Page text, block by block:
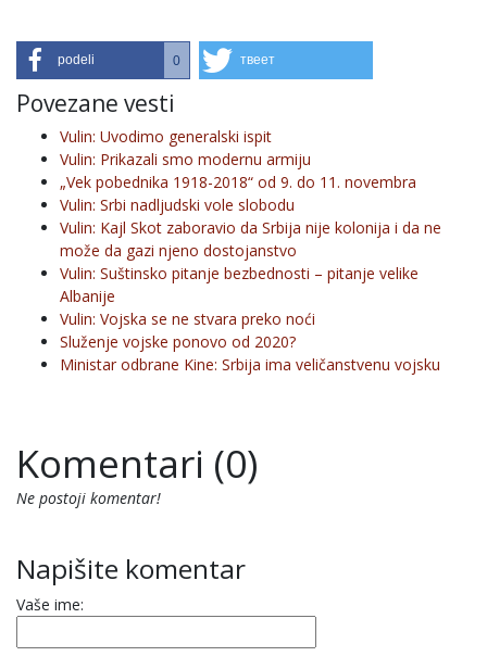
podeli 0 твеет
Povezane vesti
Vulin: Uvodimo generalski ispit
Vulin: Prikazali smo modernu armiju
„Vek pobednika 1918-2018“ od 9. do 11. novembra
Vulin: Srbi nadljudski vole slobodu
Vulin: Kajl Skot zaboravio da Srbija nije kolonija i da ne
može da gazi njeno dostojanstvo
Vulin: Suštinsko pitanje bezbednosti – pitanje velike
Albanije
Vulin: Vojska se ne stvara preko noći
Služenje vojske ponovo od 2020?
Ministar odbrane Kine: Srbija ima veličanstvenu vojsku
Komentari (0)
Ne postoji komentar!
Napišite komentar
Vaše ime: